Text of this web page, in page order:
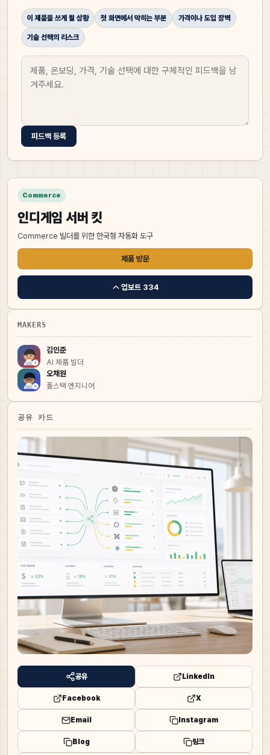
이 제품을 쓰게 될 상황 첫 화면에서 막히는 부분 가격이나 도입 장벽
기술 선택의 리스크
피드백 등록
Commerce
인디게임 서버 킷
Commerce 빌더를 위한 한국형 자동화 도구
제품 방문
업보트 334
MAKERS
김민준
AI 제품 빌더
오채원
풀스택 엔지니어
공유 카드
공유 LinkedIn
Facebook X
Email Instagram
Blog 링크